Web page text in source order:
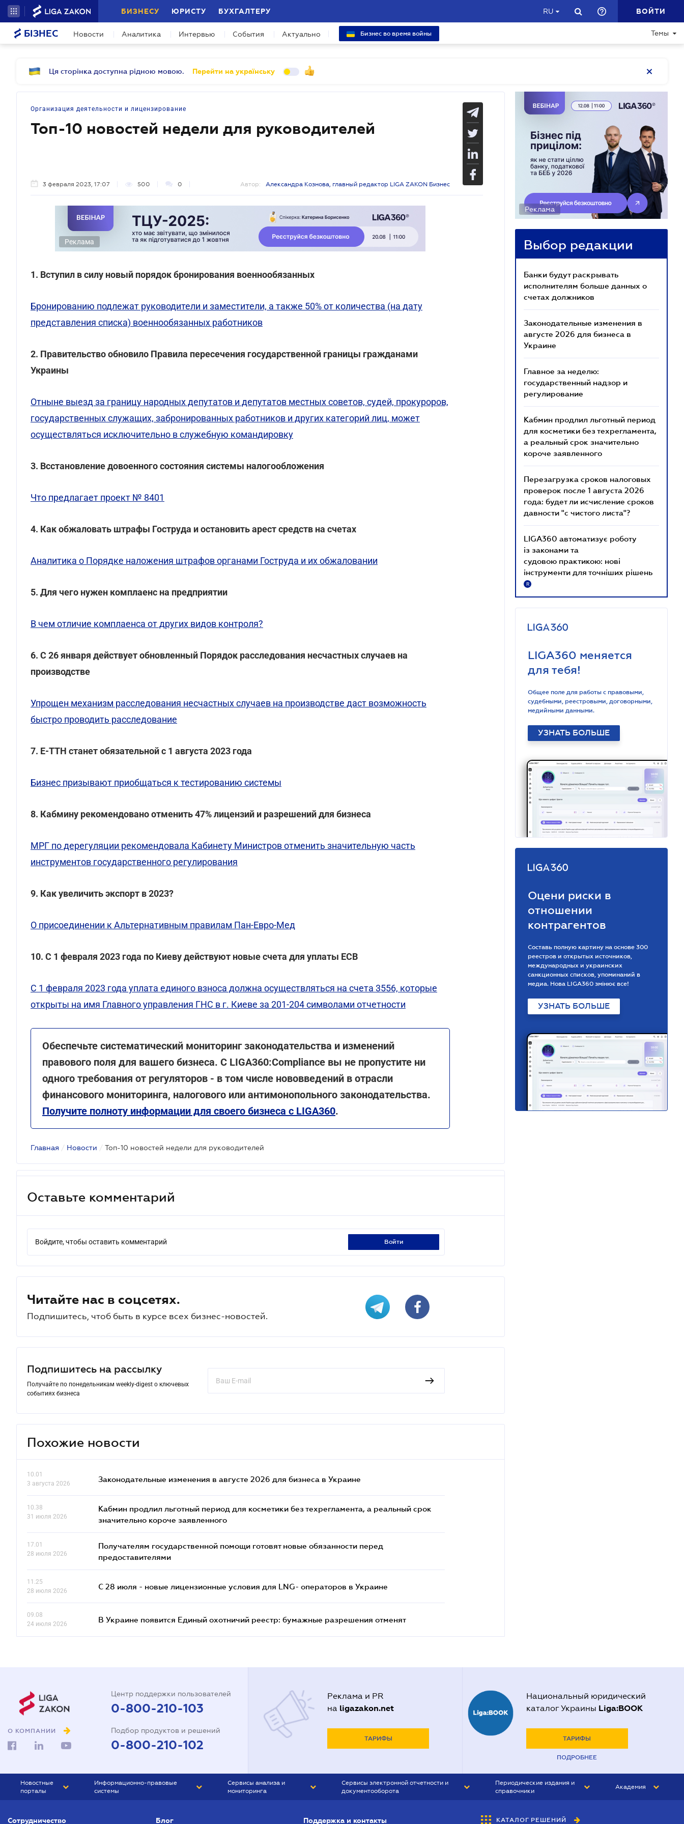
БИЗНЕСУ ЮРИСТУ БУХГАЛТЕРУ RU ВОЙТИ
БІЗНЕС Новости Аналитика Интервью События Актуально Бизнес во время войны Темы
Ця сторінка доступна рідною мовою. Перейти на українську
Организация деятельности и лицензирование
Топ-10 новостей недели для руководителей
3 февраля 2023, 17:07 500 0 Автор: Александра Кознова, главный редактор LIGA ZAKON Бизнес
Реклама
1. Вступил в силу новый порядок бронирования военнообязанных
Бронированию подлежат руководители и заместители, а также 50% от количества (на дату
представления списка) военнообязанных работников
2. Правительство обновило Правила пересечения государственной границы гражданами
Украины
Отныне выезд за границу народных депутатов и депутатов местных советов, судей, прокуроров,
государственных служащих, забронированных работников и других категорий лиц, может
осуществляться исключительно в служебную командировку
3. Всстановление довоенного состояния системы налогообложения
Что предлагает проект № 8401
4. Как обжаловать штрафы Гоструда и остановить арест средств на счетах
Аналитика о Порядке наложения штрафов органами Гоструда и их обжаловании
5. Для чего нужен комплаенс на предприятии
В чем отличие комплаенса от других видов контроля?
6. С 26 января действует обновленный Порядок расследования несчастных случаев на
производстве
Упрощен механизм расследования несчастных случаев на производстве даст возможность
быстро проводить расследование
7. Е-ТТН станет обязательной с 1 августа 2023 года
Бизнес призывают приобщаться к тестированию системы
8. Кабмину рекомендовано отменить 47% лицензий и разрешений для бизнеса
МРГ по дерегуляции рекомендовала Кабинету Министров отменить значительную часть
инструментов государственного регулирования
9. Как увеличить экспорт в 2023?
О присоединении к Альтернативным правилам Пан-Евро-Мед
10. С 1 февраля 2023 года по Киеву действуют новые счета для уплаты ЕСВ
С 1 февраля 2023 года уплата единого взноса должна осуществляться на счета 3556, которые
открыты на имя Главного управления ГНС в г. Киеве за 201-204 символами отчетности
Обеспечьте систематический мониторинг законодательства и изменений
правового поля для вашего бизнеса. С LIGA360:Compliance вы не пропустите ни
одного требования от регуляторов - в том числе нововведений в отрасли
финансового мониторинга, налогового или антимонопольного законодательства.
Получите полноту информации для своего бизнеса с LIGA360.
Главная / Новости / Топ-10 новостей недели для руководителей
Оставьте комментарий
Войдите, чтобы оставить комментарий войти
Читайте нас в соцсетях.
Подпишитесь, чтоб быть в курсе всех бизнес-новостей.
Подпишитесь на рассылку
Получайте по понедельникам weekly-digest о ключевых
событиях бизнеса
Похожие новости
10.01
3 августа 2026
Законодательные изменения в августе 2026 для бизнеса в Украине
10.38
31 июля 2026
Кабмин продлил льготный период для косметики без техрегламента, а реальный срок
значительно короче заявленного
17.01
28 июля 2026
Получателям государственной помощи готовят новые обязанности перед
предоставителями
11.25
28 июля 2026
С 28 июля - новые лицензионные условия для LNG- операторов в Украине
09.08
24 июля 2026
В Украине появится Единый охотничий реестр: бумажные разрешения отменят
Реклама
Выбор редакции
Банки будут раскрывать
исполнителям больше данных о
счетах должников
Законодательные изменения в
августе 2026 для бизнеса в
Украине
Главное за неделю:
государственный надзор и
регулирование
Кабмин продлил льготный период
для косметики без техрегламента,
а реальный срок значительно
короче заявленного
Перезагрузка сроков налоговых
проверок после 1 августа 2026
года: будет ли исчисление сроков
давности "с чистого листа"?
LIGA360 автоматизує роботу
із законами та
судовою практикою: нові
інструменти для точніших рішень
R
LIGA360 меняется
для тебя!
Общее поле для работы с правовыми,
судебными, реестровыми, договорными,
медийными данными.
УЗНАТЬ БОЛЬШЕ
Оцени риски в
отношении
контрагентов
Составь полную картину на основе 300
реестров и открытых источников,
международных и украинских
санкционных списков, упоминаний в
медиа. Нова LIGA360 змінює все!
УЗНАТЬ БОЛЬШЕ
О КОМПАНИИ
Центр поддержки пользователей
0-800-210-103
Подбор продуктов и решений
0-800-210-102
Реклама и PR
на ligazakon.net
ТАРИФЫ
Национальный юридический
каталог Украины Liga:BOOK
ТАРИФЫ
ПОДРОБНЕЕ
Новостные
порталы
Информационно-правовые
системы
Сервисы анализа и
мониторинга
Сервисы электронной отчетности и
документооборота
Периодические издания и
справочники
Академия
Сотрудничество Блог Поддержка и контакты КАТАЛОГ РЕШЕНИЙ